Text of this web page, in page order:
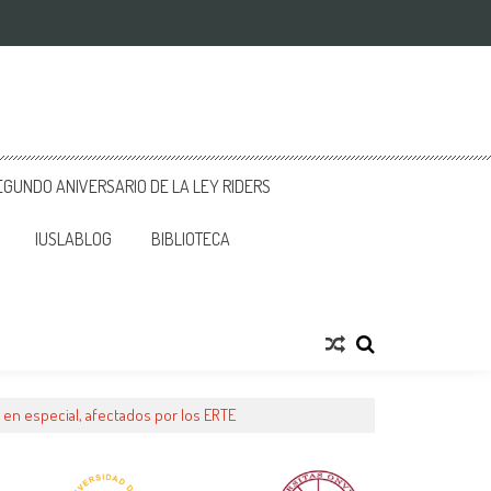
ANIVERSARIO DE LA LEY RIDERS
IUSLABLOG BIBLIOTECA
especial, afectados por los ERTE